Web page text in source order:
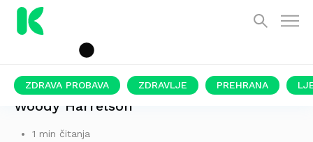
ZDRAVA PROBAVA ZDRAVLJE PREHRANA
Woody Harrelson
1 min čitanja